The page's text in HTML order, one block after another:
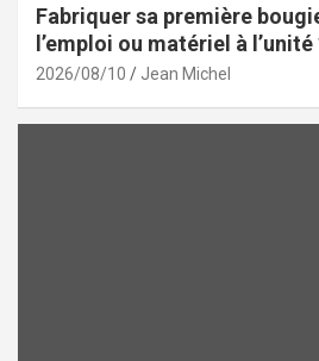
Fabriquer sa première
l’emploi ou matériel à l’unité
2026/08/10 Jean Michel